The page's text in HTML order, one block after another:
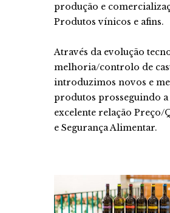
produção e
Produtos vínicos e afins.
Através da evolução
melhoria/controlo de
introduzimos novos e
produtos prosseguindo
excelente relação Preço/
e Segurança Alimentar.